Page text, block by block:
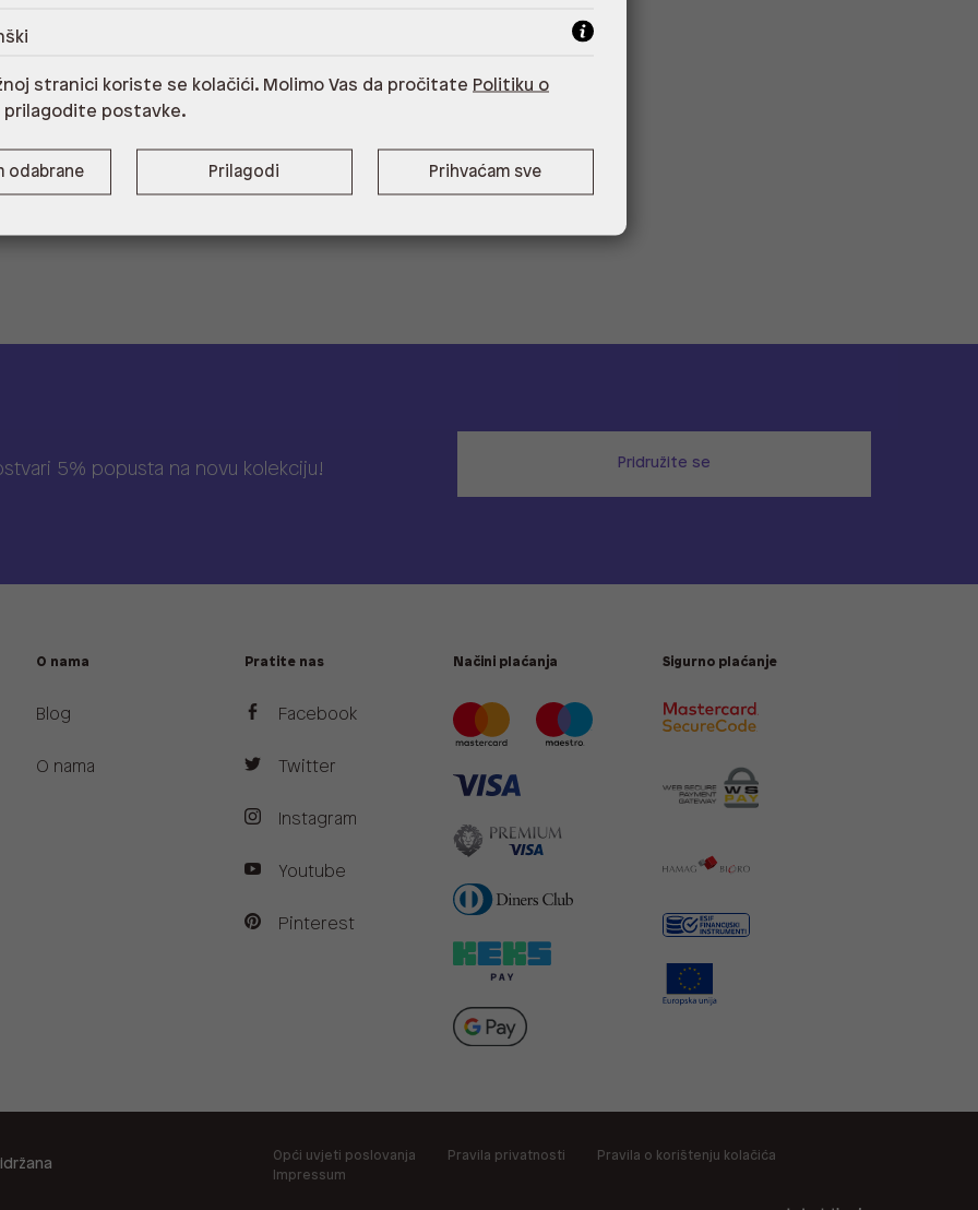
Aldo proizvodom za njegu
5% popusta na novu kolekciju!
Pridružite se
O nama
Blog
O nama
Pratite nas
Facebook
Twitter
Instagram
Youtube
Pinterest
Načini plaćanja Sigurno plaćanje
Opći uvjeti poslovanja Pravila privatnosti
Pravila o korištenju kolačića
Impressum
stranici koriste se kolačići. Molimo Vas da pročitate Politiku o
prilagodite postavke.
odabrane Prilagodi Prihvaćam sve